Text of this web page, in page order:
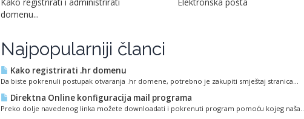
domenu...
Najpopularniji članci
Kako registrirati .hr domenu
Da biste pokrenuli postupak otvaranja .hr domene, potrebno je zakupiti smještaj stranica...
Direktna Online konfiguracija mail programa
Preko dolje navedenog linka možete downloadati i pokrenuti program pomoću kojeg